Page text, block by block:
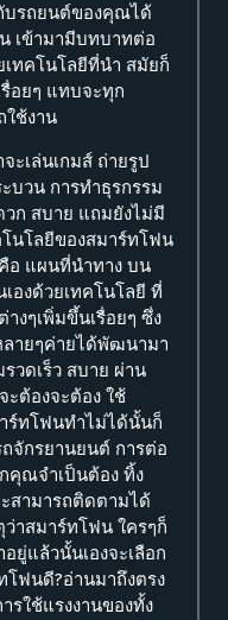
บรถยนต์ของคุณได้
เข้ามามีบทบาทต่อ
ทคโนโลยีที่นำ สมัยก็
อยๆ แทบจะทุก
ใช้งาน
ะเล่นเกมส์ ถ่ายรูป
บวน การทำธุรกรรม
วก สบาย แถมยังไม่มี
นโลยีของสมาร์ทโฟน
อ แผนที่นำทาง บน
องด้วยเทคโนโลยี ที่
งๆเพิ่มขึ้นเรื่อยๆ ซึ่ง
ลายๆค่ายได้พัฒนามา
วดเร็ว สบาย ผ่าน
ต้องจะต้อง ใช้
ร์ทโฟนทำไม่ได้นั้นก็
จักรยานยนต์ การต่อ
คุณจำเป็นต้อง ทิ้ง
สามารถติดตามได้
าสมาร์ทโฟน ใครๆก็
ยู่แล้วนั้นเองจะเลือก
โฟนดี?อ่านมาถึงตรง
รใช้แรงงานของทั้ง